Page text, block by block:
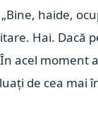
haide,
Hai. Dacă
acel moment
de cea mai